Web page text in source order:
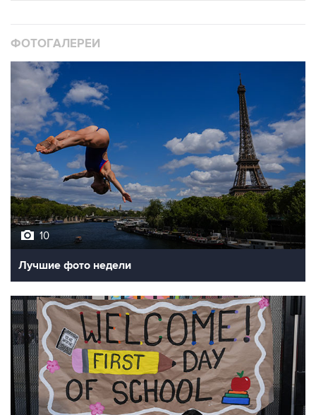
10
Лучшие фото недели